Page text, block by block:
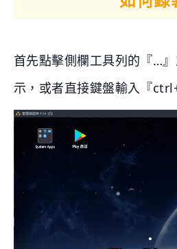
首先點擊側欄工具列的『…
示，或者直接鍵盤輸入『